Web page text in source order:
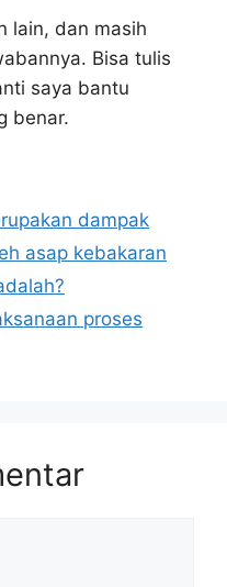
lain, dan masih
Bisa tulis
saya bantu
benar.
dampak
asap kebakaran
proses